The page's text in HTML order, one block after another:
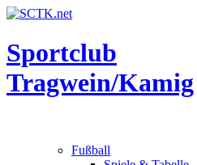
Sportclub
Tragwein/Kamig
Fußball